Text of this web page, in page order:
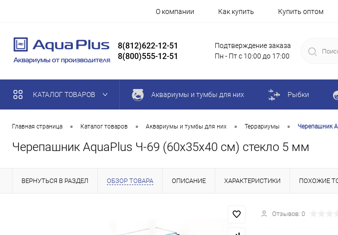
О компании Как купить Купить оптом
8(812)622-12-51
8(800)555-12-51
Подтверждение заказа
Пн - Пт с 10:00 до 17:00
КАТАЛОГ ТОВАРОВ Аквариумы и тумбы для них Рыбки
Главная страница • Каталог товаров • Аквариумы и тумбы для них • Террариумы • Черепашник
Черепашник AquaPlus Ч-69 (60х35х40 см) стекло 5 мм
ВЕРНУТЬСЯ В РАЗДЕЛ ОБЗОР ТОВАРА ОПИСАНИЕ ХАРАКТЕРИСТИКИ ПОХОЖИЕ
Отзывов: 0